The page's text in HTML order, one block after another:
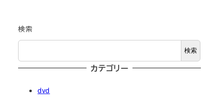
検索
検索
カテゴリー
dvd